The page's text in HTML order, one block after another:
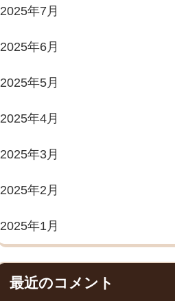
2025年7月
2025年6月
2025年5月
2025年4月
2025年3月
2025年2月
2025年1月
最近のコメント